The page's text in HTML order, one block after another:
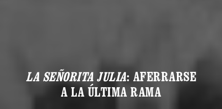
LA SEÑORITA JULIA: AFERRARSE
A LA ÚLTIMA RAMA